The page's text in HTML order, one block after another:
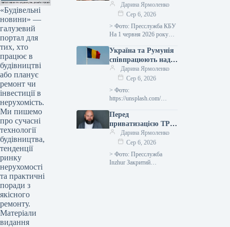
«Будівельні
новини» —
галузевий
портал для
тих, хто
працює в
будівництві
або планує
ремонт чи
інвестиції в
нерухомість.
Ми пишемо
про сучасні
технології
будівництва,
тенденції
ринку
нерухомості
та практичні
поради з
якісного
ремонту.
Матеріали
видання
банківському
секторі досягла 50
мільярдів гривень.
Дарина Ярмоленко
Сер 6, 2026
> Фото: Пресслужба КБУ
На 1 червня 2026 року
позик у банківській
системі досяг 50
мільярдів гривень,…
Україна та Румунія
співпрацюють над
збільшенням
логістичного
потенціалу порту
Констанца
Дарина Ярмоленко
Сер 6, 2026
> Фото:
https://unsplash.com/
розширюють взаємодію з
метою забезпечення
вивезення вітчизняної
агропродукції через
румунську гавань
Констанца, яка
трансформувалася…
Перед
приватизацією ТРЦ
Ocean Plaza повинна
відбутися процедура
вилучення активів
за позикою –
Дарина Ярмоленко
Сер 6, 2026
> Фото: Пресслужба
Inzhur Закритий